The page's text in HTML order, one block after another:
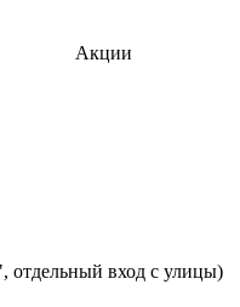
Акции
отдельный вход с улицы)